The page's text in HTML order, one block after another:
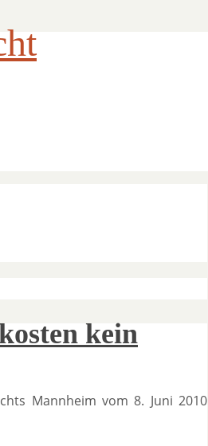
kein
Mannheim vom 8. Juni 2010